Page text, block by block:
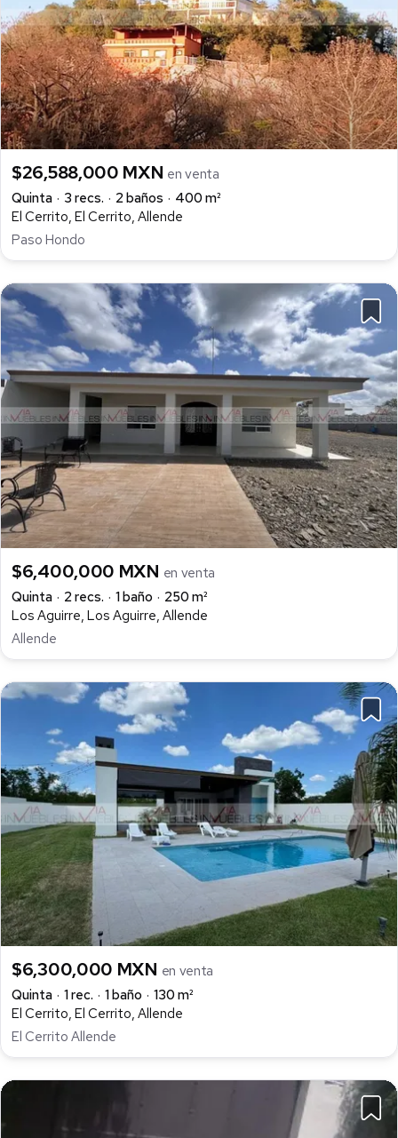
$26,588,000 MXN en venta
Quinta
3 recs. 2 baños
400 m²
El Cerrito, El Cerrito, Allende
Paso Hondo
$6,400,000 MXN en venta
Quinta
2 recs. 1 baño
250 m²
Los Aguirre, Los Aguirre, Allende
Allende
$6,300,000 MXN en venta
Quinta
1 rec. 1 baño
130 m²
El Cerrito, El Cerrito, Allende
El Cerrito Allende